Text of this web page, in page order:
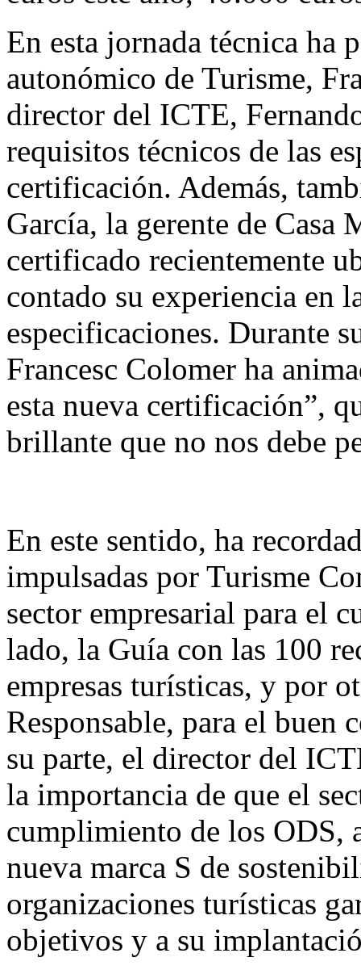
En esta jornada técnica ha
autonómico de Turisme,
director del ICTE,
requisitos técnicos de las
certificación. Además,
García, la gerente de Casa
certificado recientemente
contado su experiencia en
especificaciones. Durante
Francesc Colomer ha
esta nueva certificación”,
brillante que no nos debe
En este sentido, ha
impulsadas por Turisme
sector empresarial para el
lado, la Guía con las 100
empresas turísticas, y por
Responsable, para el buen
su parte, el director del
la importancia de que el
cumplimiento de los ODS,
nueva marca S de
organizaciones turísticas
objetivos y a su